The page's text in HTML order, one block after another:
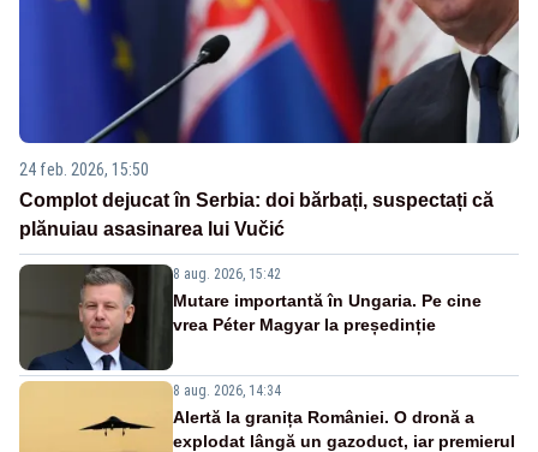
24 feb. 2026, 15:50
Complot dejucat în Serbia: doi bărbați, suspectați că
plănuiau asasinarea lui Vučić
8 aug. 2026, 15:42
Mutare importantă în Ungaria. Pe cine
vrea Péter Magyar la președinție
8 aug. 2026, 14:34
Alertă la granița României. O dronă a
explodat lângă un gazoduct, iar premierul